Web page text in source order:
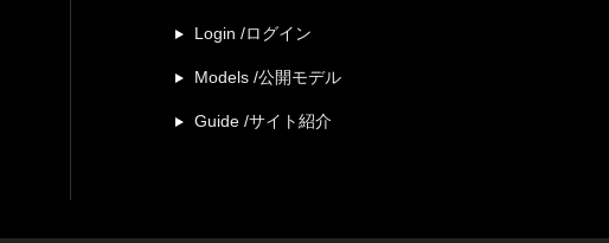
Login /ログイン
Models /公開モデル
Guide /サイト紹介